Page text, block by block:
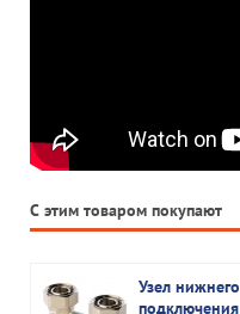
С этим товаром покупают
Узел нижнего
подключения